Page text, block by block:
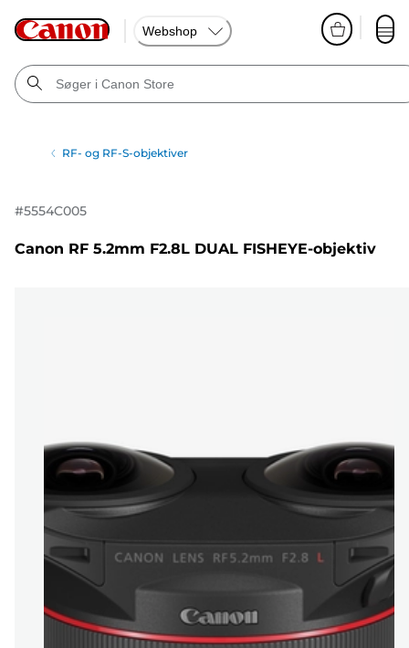
Webshop
RF- og RF-S-objektiver
#5554C005
Canon RF 5.2mm F2.8L DUAL FISHEYE-objektiv